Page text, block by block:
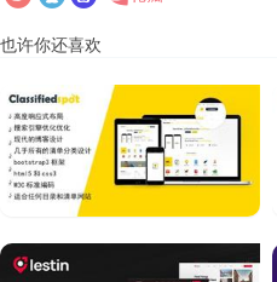
也许你还喜欢